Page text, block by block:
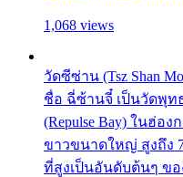
1,068 views
วัดซีซ่าน (Tsz Shan
ชื่อ ฉี่ซ้านจี๋ เป็นวัดพุท
(Repulse Bay) ในฮ่อ
ขาวขนาดใหญ่ สูงถึง
ที่สูงเป็นอันดับต้นๆ ขอ